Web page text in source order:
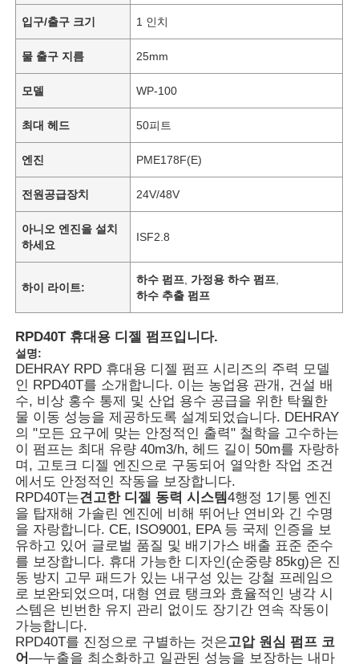
홈
제품 소개
동영상
입구/출구 크기 1 인치
물 출구 지름 25mm
모델 WP-100
최대 헤드 50피트
엔진 PME178F(E)
전원공급장치 24V/48V
아니오 엔진을 설치
하세요
ISF2.8
하이 라이트:
하수 펌프 가정용 하수 펌프
하수 추출 펌프
RPD40T 휴대용 디젤 펌프입니다.
설명:
DEHRAY RPD 휴대용 디젤 펌프 시리즈의 주력 모델
인 RPD40T를 소개합니다. 이는 농업용 관개, 건설 배
수, 비상 홍수 통제 및 산업 용수 공급을 위한 탁월한
물 이동 성능을 제공하도록 설계되었습니다. DEHRAY
의 "모든 요구에 맞는 안정적인 출력" 철학을 고수하는
이 펌프는 최대 유량 40m3/h, 헤드 길이 50m를 자랑하
며, 고토크 디젤 엔진으로 구동되어 열악한 작업 조건
에서도 안정적인 작동을 보장합니다.
RPD40T는견고한 디젤 동력 시스템4행정 1기통 엔진
을 탑재해 가솔린 엔진에 비해 뛰어난 연비와 긴 수명
을 자랑합니다. CE, ISO9001, EPA 등 국제 인증을 보
유하고 있어 글로벌 품질 및 배기가스 배출 표준 준수
를 보장합니다. 휴대 가능한 디자인(순중량 85kg)은 진
동 방지 고무 패드가 있는 내구성 있는 강철 프레임으
로 보완되었으며, 대형 연료 탱크와 효율적인 냉각 시
스템은 빈번한 유지 관리 없이도 장기간 연속 작동이
가능합니다.
RPD40T를 진정으로 구별하는 것은고압 원심 펌프 코
어—누출을 최소화하고 일관된 성능을 보장하는 내마